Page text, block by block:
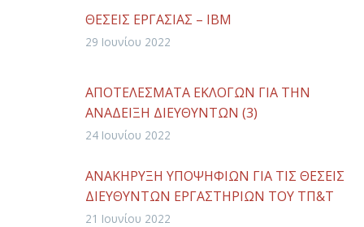
ΘΕΣΕΙΣ ΕΡΓΑΣΙΑΣ – ΙΒΜ
29 Ιουνίου 2022
ΑΠΟΤΕΛΕΣΜΑΤΑ ΕΚΛΟΓΩΝ ΓΙΑ ΤΗΝ
ΑΝΑΔΕΙΞΗ ΔΙΕΥΘΥΝΤΩΝ (3)
ΕΡΓΑΣΤΗΡΙΩΝ ΤΟΥ ΤΠ&Τ ΤΟΥ Π.Θ.
24 Ιουνίου 2022
ΑΝΑΚΗΡΥΞΗ ΥΠΟΨΗΦΙΩΝ ΓΙΑ ΤΙΣ ΘΕΣΕΙΣ
ΔΙΕΥΘΥΝΤΩΝ ΕΡΓΑΣΤΗΡΙΩΝ ΤΟΥ ΤΠ&Τ
21 Ιουνίου 2022